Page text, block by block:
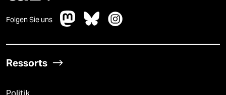
Folgen Sie uns
Ressorts